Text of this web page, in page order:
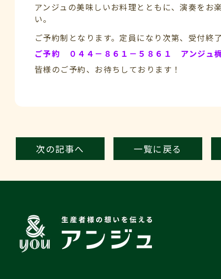
アンジュの美味しいお料理とともに、演奏をお
い。
ご予約制となります。定員になり次第、受付終
ご予約 ０４４－８６１－５８６１ アンジュ
皆様のご予約、お待ちしております！
次の記事へ 一覧に戻る